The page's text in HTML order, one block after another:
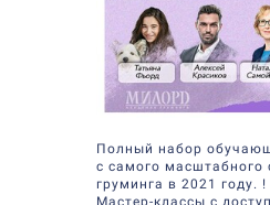
Полный набор
с самого масштабного
груминга в 2021 году. !
Мастер-классы с